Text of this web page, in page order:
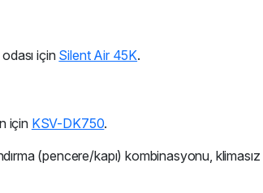
için Silent Air 45K.
için KSV-DK750.
(pencere/kapı) kombinasyonu,